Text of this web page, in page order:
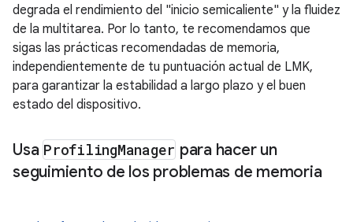
degrada el rendimiento del "inicio semicaliente" y la fluidez
de la multitarea. Por lo tanto, te recomendamos que
sigas las prácticas recomendadas de memoria,
independientemente de tu puntuación actual de LMK,
para garantizar la estabilidad a largo plazo y el buen
estado del dispositivo.
Usa ProfilingManager para hacer un
seguimiento de los problemas de memoria